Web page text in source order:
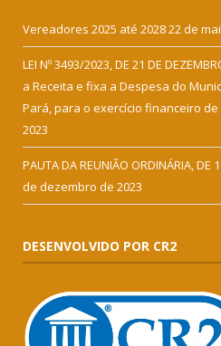
Vereadores 2025 até 202822 de
LEI Nº 3493/2023, DE 21 DE
a Receita e fixa a Despesa do
Pará, para o exercício financeiro de
2023
PAUTA DA REUNIÃO ORDINÁRIA, DE
de dezembro de 2023
DESENVOLVIDO POR CR2